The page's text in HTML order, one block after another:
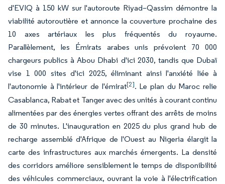
d'EVIQ à 150 kW sur l'autoroute Riyad–Qassim démontre la
viabilité autoroutière et annonce la couverture prochaine des
10 axes artériaux les plus fréquentés du royaume.
Parallèlement, les Émirats arabes unis prévoient 70 000
chargeurs publics à Abou Dhabi d'ici 2030, tandis que Dubaï
vise 1 000 sites d'ici 2025, éliminant ainsi l'anxiété liée à
l'autonomie à l'intérieur de l'émirat[2]. Le plan du Maroc relie
Casablanca, Rabat et Tanger avec des unités à courant continu
alimentées par des énergies vertes offrant des arrêts de moins
de 30 minutes. L'inauguration en 2025 du plus grand hub de
recharge assemblé d'Afrique de l'Ouest au Nigeria élargit la
carte des infrastructures aux marchés émergents. La densité
des corridors améliore sensiblement le temps de disponibilité
des véhicules commerciaux, ouvrant la voie à l'électrification